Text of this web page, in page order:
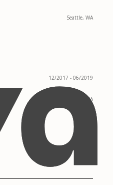
Seattle, WA
12/2017 - 06/2019
Sacramento, CA